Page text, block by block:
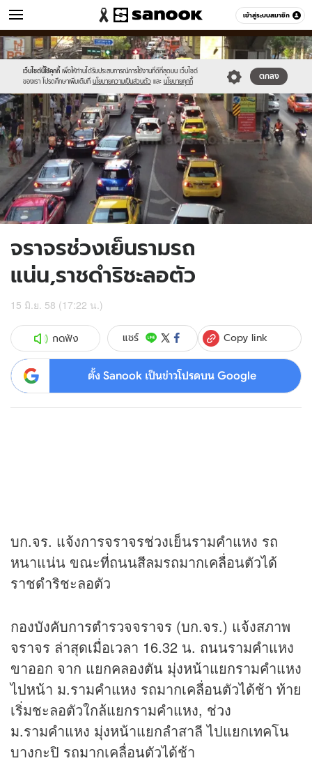
เข้าสู่ระบบสมาชิก
ข่าว หมวดอื่นๆ
เว็บไซต์นี้ใช้คุกกี้ เพื่อให้ท่านได้รับประสบการณ์การใช้งานที่ดีที่สุดบน เว็บไซต์
ของเรา โปรดศึกษาเพิ่มเติมที่ นโยบายความเป็นส่วนตัว และ นโยบายคุกกี้
ตกลง
Sanook
//s.isanook.com/sr/0/images/logo-
new-
sanook.png
600
60
//s.isanook.com/ns/0/ud/362/1812730/625031-
01.jpg
จราจรช่วงเย็นรามรถ
แน่น,ราชดำริชะลอตัว
15 มิ.ย. 58 (17:22 น.)
กดฟัง แชร์ Copy link
ตั้ง Sanook เป็นข่าวโปรดบน Google
บก.จร. แจ้งการจราจรช่วงเย็นรามคำแหง รถ
หนาแน่น ขณะที่ถนนสีลมรถมากเคลื่อนตัวได้
ราชดำริชะลอตัว
กองบังคับการตำรวจจราจร (บก.จร.) แจ้งสภาพ
จราจร ล่าสุดเมื่อเวลา 16.32 น. ถนนรามคำแหง
ขาออก จาก แยกคลองตัน มุ่งหน้าแยกรามคำแหง
ไปหน้า ม.รามคำแหง รถมากเคลื่อนตัวได้ช้า ท้าย
เริ่มชะลอตัวใกล้แยกรามคำแหง, ช่วง
ม.รามคำแหง มุ่งหน้าแยกลำสาลี ไปแยกเทคโน
บางกะปิ รถมากเคลื่อนตัวได้ช้า